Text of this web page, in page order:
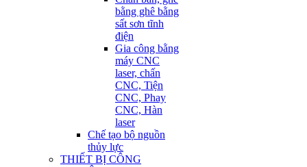
bằng ghê bằng
sất sơn tĩnh
điện
Gia công bằng
máy CNC
laser, chấn
CNC, Tiện
CNC, Phay
CNC, Hàn
laser
Chế tạo bộ nguồn
thủy lực
THIẾT BỊ CÔNG